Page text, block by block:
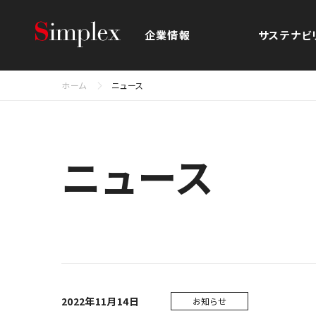
シンプレクス・ホールディングス株
企業情報 サステナビ
ホーム ニュース
ニュース
2022年11月14日 お知らせ